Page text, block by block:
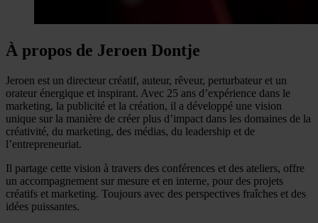
À propos de Jeroen Dontje
Jeroen est un directeur créatif, auteur, rêveur, perturbateur et un
orateur énergique et inspirant. Avec 25 ans d’expérience dans le
marketing, la publicité et la création, il a développé une vision
unique sur la manière de créer plus d’impact dans les domaines de la
créativité, du marketing, des médias, du leadership et de
l’entrepreneuriat.
Il partage cette vision à travers des conférences et des ateliers, offre
un accompagnement sur mesure et en interne, pour des projets
créatifs et marketing. Toujours avec des perspectives fraîches et des
idées puissantes.